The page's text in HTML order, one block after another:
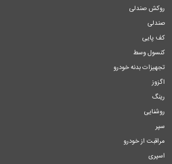
روکش صندلی
صندلی
کف پایی
کنسول وسط
تجهیزات بدنه خودرو
اگزوز
رینگ
روشنایی
سپر
مراقبت از خودرو
اسپری